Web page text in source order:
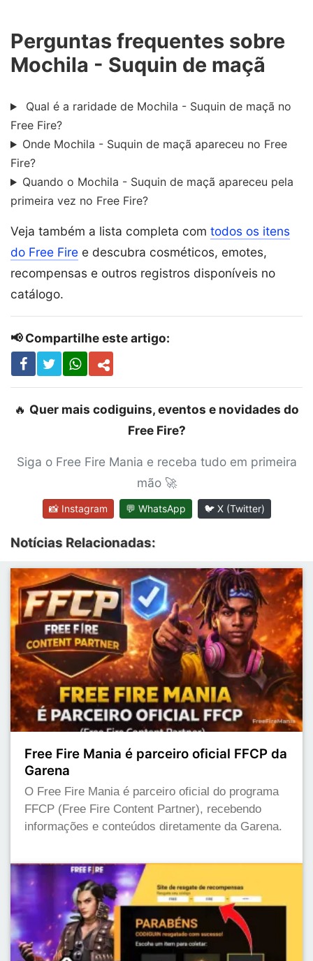
Perguntas frequentes sobre
Mochila - Suquin de maçã
Qual é a raridade de Mochila - Suquin de maçã no
Free Fire?
Onde Mochila - Suquin de maçã apareceu no Free
Fire?
Quando o Mochila - Suquin de maçã apareceu pela
primeira vez no Free Fire?
Veja também a lista completa com todos os itens
do Free Fire e descubra cosméticos, emotes,
recompensas e outros registros disponíveis no
catálogo.
📢 Compartilhe este artigo:
🔥 Quer mais codiguins, eventos e novidades do
Free Fire?
Siga o Free Fire Mania e receba tudo em primeira
mão 🚀
📸 Instagram 💬 WhatsApp 🐦 X (Twitter)
Notícias Relacionadas:
Free Fire Mania é parceiro oficial FFCP da
Garena
O Free Fire Mania é parceiro oficial do programa
FFCP (Free Fire Content Partner), recebendo
informações e conteúdos diretamente da Garena.